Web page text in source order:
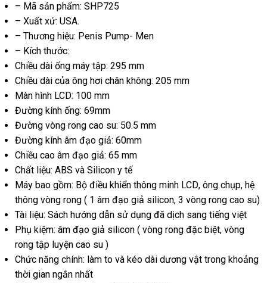
Tập
Dương
Vật
Tự
Động
Cấp
Số
1
–
SHP725
003
– Mã sản phẩm: SHP725
– Xuất xứ: USA.
– Thương hiệu: Penis Pump- Men
– Kích thước:
Chiều dài ống máy tập: 295 mm
Chiều dài hàng
Hiệu
của ông hơi chân không: 205 mm
Màn hình LCD: 100 mm
Đường kính ống: 69mm
Đường vòng rong cao su: 50.5 mm
Đường kính âm đạo giả: 60mm
Chiều cao âm đạo giả: 65 mm
Chất liệu: ABS chiết
khấu
và Silicon y tế
Máy xưởng
bao gồm: Bộ điều khiển thông minh LCDkhuyến
mãi
, ông chụpcũ
, hệ
thông vòng rong ( 1 âm đạo giả siliconHàn
Quốc
, 3 vòng rong cao su)
Tài liệu: Sách hướng dẫn sử dụng shop
đã dịch sang tiếng việt
Phụ kiệm: âm đạo giả silicon ( vòng rong facebook
đặc biệtgiá
lẻ
, vòng
rong tập luyện cao su )
Chức năng chính: làm to có
và kéo dài dương vật trong khoảng
thời gian ngắn nhất